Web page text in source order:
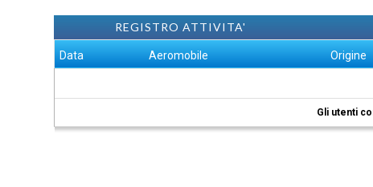
REGISTRO ATTIVITA'
Data Aeromobile Origine
Gli utenti